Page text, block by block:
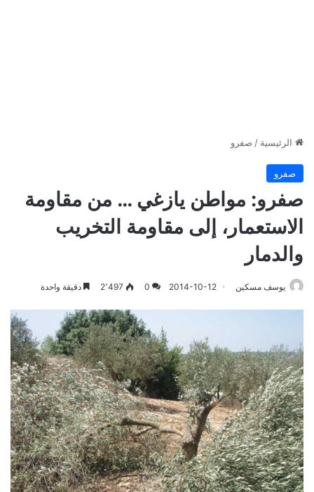
الرئيسية / صفرو
صفرو
صفرو: مواطن يازغي … من مقاومة
الاستعمار، إلى مقاومة التخريب
والدمار
يوسف مسكين 2014-10-12
0 2٬497 دقيقة واحدة